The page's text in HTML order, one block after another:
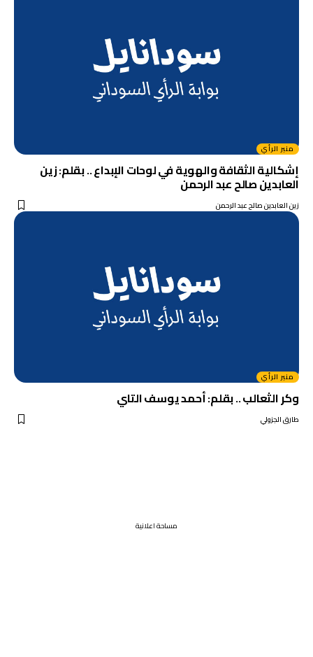
منبر الرأي
إشكالية الثقافة والهوية في لوحات الإبداع .. بقلم: زين
العابدين صالح عبد الرحمن
زين العابدين صالح عبد الرحمن
منبر الرأي
وكر الثعالب .. بقلم: أحمد يوسف التاي
طارق الجزولي
مساحة اعلانية